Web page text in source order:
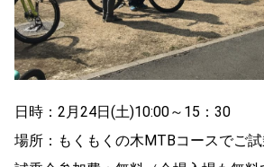
日時：2月24日(土)10:00～15：30
場所：もくもくの木MTBコースでご試